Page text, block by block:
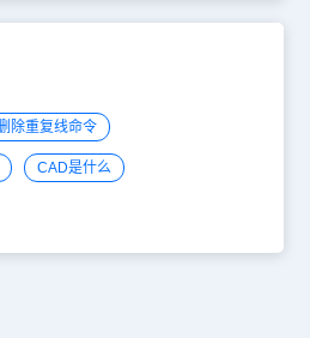
除重复线命令
CAD是什么